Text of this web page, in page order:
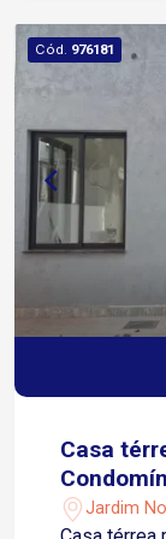
Cód. 976181
Casa
Jardim